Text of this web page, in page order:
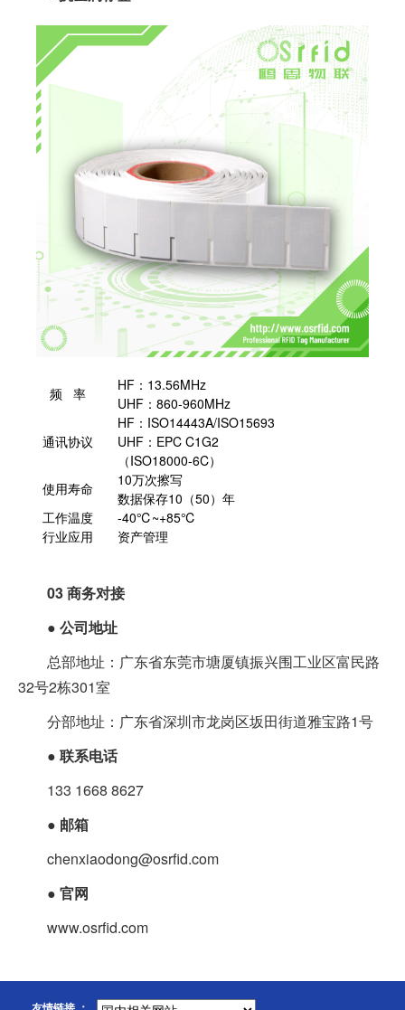
频 率
HF：13.56MHz
UHF：860-960MHz
通讯协议
HF：ISO14443A/ISO15693
UHF：EPC C1G2
（ISO18000-6C）
使用寿命
10万次擦写
数据保存10（50）年
工作温度
-40℃~+85℃
行业应用
资产管理
03商务对接
● 公司地址
总部地址：广东省东莞市塘厦镇振兴围工业区富民路
32号2栋301室
分部地址：广东省深圳市龙岗区坂田街道雅宝路1号
● 联系电话
133 1668 8627
● 邮箱
chenxiaodong@osrfid.com
● 官网
www.osrfid.com